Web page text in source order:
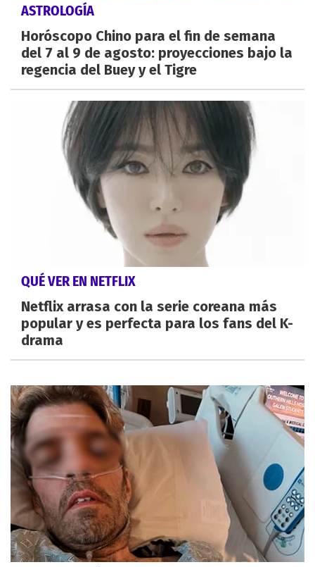
ASTROLOGÍA
Horóscopo Chino para el fin de semana
del 7 al 9 de agosto: proyecciones bajo la
regencia del Buey y el Tigre
QUÉ VER EN NETFLIX
Netflix arrasa con la serie coreana más
popular y es perfecta para los fans del K-
drama